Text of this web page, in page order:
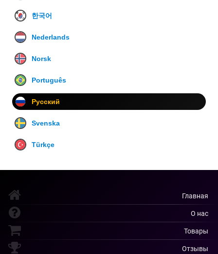
한국어
Nederlands
Norsk
Português
Русский
Svenska
Türkçe
Главная
О нас
Товары
Отзывы